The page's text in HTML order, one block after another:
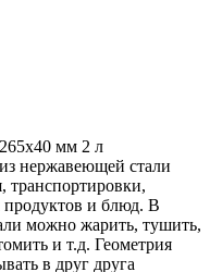
мм 2 л
нержавеющей стали
транспортировки,
продуктов и блюд. В
можно жарить, тушить,
и т.д. Геометрия
в друг друга